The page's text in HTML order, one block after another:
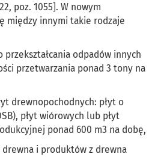
poz. 1055]. W nowym
między innymi takie rodzaje
odpadów innych
przetwarzania ponad 3 tony na
drewnopochodnych: płyt o
płyt wiórowych lub płyt
ponad 600 m3 na dobę,
i produktów z drewna